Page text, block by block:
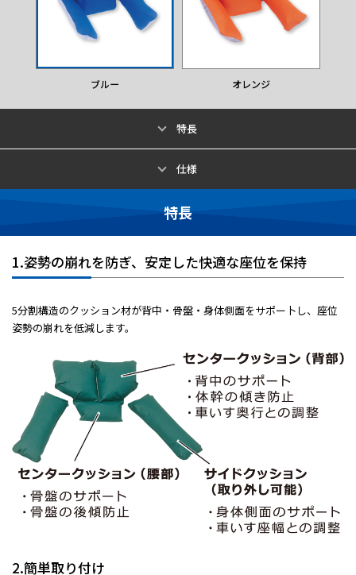
ブルー オレンジ
特長
仕様
特長
1.姿勢の崩れを防ぎ、安定した快適な座位を保持
5分割構造のクッション材が背中・骨盤・身体側面をサポー卜し、座位
姿勢の崩れを低減します。
2.簡単取り付け